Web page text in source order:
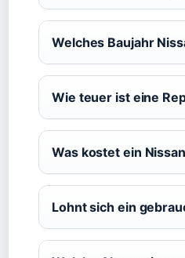
Welches Baujahr
Wie teuer ist eine
Was kostet ein
Lohnt sich ein